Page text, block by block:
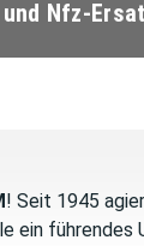
Nfz-
! Seit 1945
ein führendes